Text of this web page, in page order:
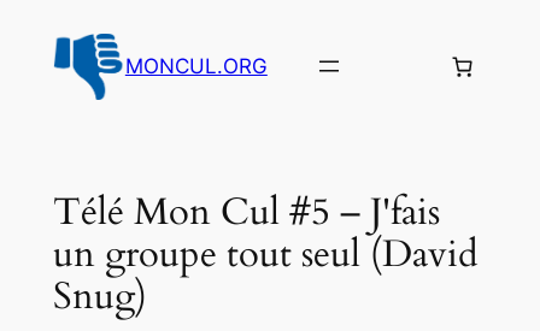
contenu
MONCUL.ORG
Télé Mon Cul #5 – J'fais
un groupe tout seul (David
Snug)